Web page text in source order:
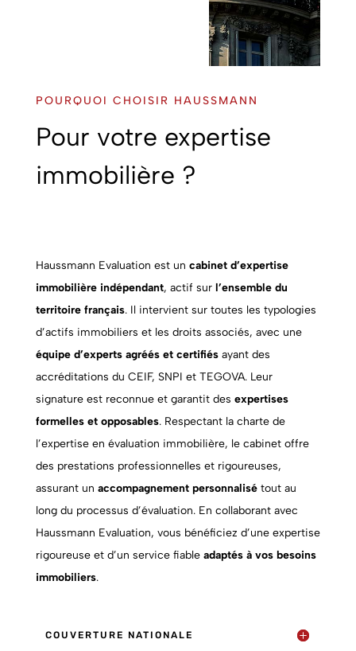
POURQUOI CHOISIR HAUSSMANN
Pour votre expertise
immobilière ?
Haussmann Evaluation est un cabinet d’expertise
immobilière indépendant, actif sur l’ensemble du
territoire français. Il intervient sur toutes les typologies
d’actifs immobiliers et les droits associés, avec une
équipe d’experts agréés et certifiésayant des
accréditations du CEIF, SNPI et TEGOVA. Leur
signature est reconnue et garantit des expertises
formelles et opposables. Respectant la charte de
l’expertise en évaluation immobilière, le cabinet offre
des prestations professionnelles et rigoureuses,
assurant un accompagnement personnalisétout au
long du processus d’évaluation. En collaborant avec
Haussmann Evaluation, vous bénéficiez d’une expertise
rigoureuse et d’un service fiable adaptés à vos besoins
immobiliers.
COUVERTURE NATIONALE